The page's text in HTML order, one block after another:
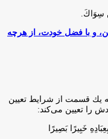
سِوَاكَ‏.
و با فضل خودت، از هرچه
يك قسمت از شرايط تعيين
را تعيين مى‌كند:
خَبِيرًا بَصِيرًا